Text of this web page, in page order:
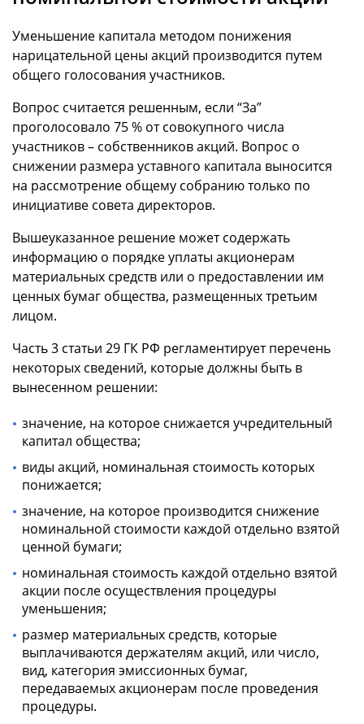
Уменьшение капитала методом понижения
нарицательной цены акций производится путем
общего голосования участников.
Вопрос считается решенным, если “За”
проголосовало 75 % от совокупного числа
участников – собственников акций. Вопрос о
снижении размера уставного капитала выносится
на рассмотрение общему собранию только по
инициативе совета директоров.
Вышеуказанное решение может содержать
информацию о порядке уплаты акционерам
материальных средств или о предоставлении им
ценных бумаг общества, размещенных третьим
лицом.
Часть 3 статьи 29 ГК РФ регламентирует перечень
некоторых сведений, которые должны быть в
вынесенном решении:
значение, на которое снижается учредительный
капитал общества;
виды акций, номинальная стоимость которых
понижается;
значение, на которое производится снижение
номинальной стоимости каждой отдельно взятой
ценной бумаги;
номинальная стоимость каждой отдельно взятой
акции после осуществления процедуры
уменьшения;
размер материальных средств, которые
выплачиваются держателям акций, или число,
вид, категория эмиссионных бумаг,
передаваемых акционерам после проведения
процедуры.